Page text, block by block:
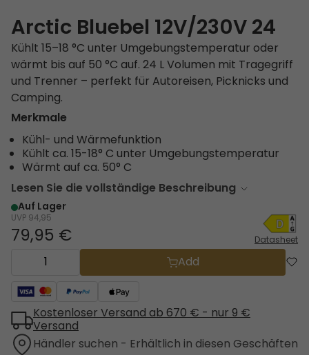
Arctic Bluebel ​12V/230V 24
Kühlt 15–18 °C unter Umgebungstemperatur oder
wärmt bis auf 50 °C auf. 24 L Volumen mit Tragegriff
und Trenner – perfekt für Autoreisen, Picknicks und
Camping.
Merkmale
Kühl- und Wärmefunktion
Kühlt ca. 15-18° C unter Umgebungstemperatur
Wärmt auf ca. 50° C
Lesen Sie die vollständige Beschreibung
Auf Lager
UVP 94,95
79,95 € Datasheet
Add
Kostenloser Versand ab 670 € - nur 9 €
Versand
Händler suchen - Erhältlich in diesen Geschäften